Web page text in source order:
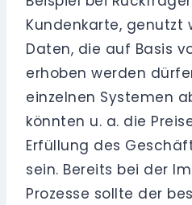
Kundenkarte, genutzt
Daten, die auf Basis
erhoben werden
einzelnen Systemen
könnten u. a. die
Erfüllung des
sein. Bereits bei der
Prozesse sollte der